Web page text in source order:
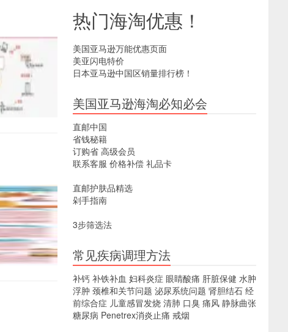
热门海淘优惠！
美国亚马逊万能优惠页面
美亚闪电特价
日本亚马逊中国区销量排行榜！
美国亚马逊海淘必知必会
直邮中国
省钱秘籍
订购省 高级会员
联系客服 价格补偿 礼品卡
直邮护肤品精选
剁手指南
3步筛选法
常见疾病调理方法
补钙 补铁补血 妇科炎症 眼睛酸痛 肝脏保健 水肿
浮肿 颈椎和关节问题 泌尿系统问题 肾胆结石 经
前综合症 儿童感冒发烧 清肺 口臭 痛风 静脉曲张
糖尿病 Penetrex消炎止痛 戒烟